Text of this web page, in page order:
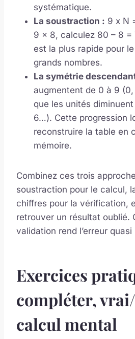
systématique.
La soustraction : 9 x N
9 x 8, calculez 80 – 8 =
est la plus rapide pour
grands nombres.
La symétrie
augmentent de 0 à 9
que les unités
6…). Cette progression
reconstruire la table en
mémoire.
Combinez ces trois
soustraction pour le calcul,
chiffres pour la vérification,
retrouver un résultat oublié.
validation rend l’erreur
Exercices
compléter,
calcul mental